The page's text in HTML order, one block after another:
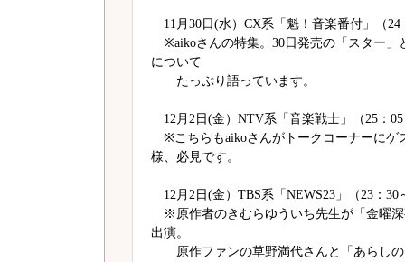
11月30日(水）CX系「魁！音楽番付」（24
※aikoさんの特集。30日発売の「スター」
について
たっぷり語っています。
12月2日(金）NTV系「音楽戦士」（25：05
※こちらもaikoさんがトークコーナーにゲ
様、必見です。
12月2日(金）TBS系「NEWS23」（23：30
※原作者のきむらゆういち先生が「金曜
出演。
原作ファンの草野満代さんと「あらしの